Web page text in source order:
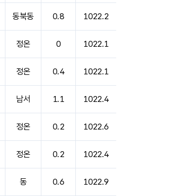
동북동 0.8 1022.2
정온 0 1022.1
정온 0.4 1022.1
남서 1.1 1022.4
정온 0.2 1022.6
정온 0.2 1022.4
동 0.6 1022.9